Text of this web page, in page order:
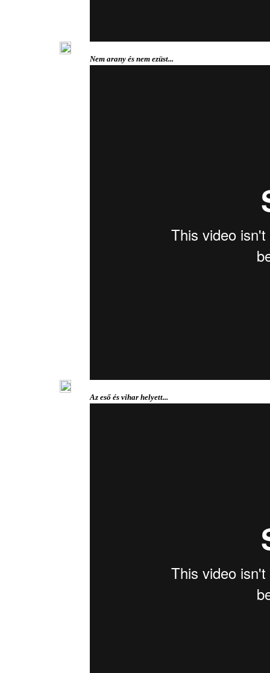
Nem arany és nem ezüst...
Az eső és vihar helyett...